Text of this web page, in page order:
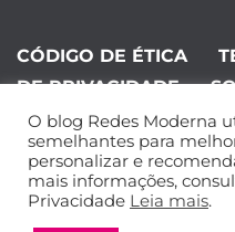
CÓDIGO DE ÉTICA
DE PRIVACIDADE
©Editora Moderna 2024.
direitos reservados.
O blog Redes Moderna
semelhantes para
personalizar e
mais informações,
Privacidade Leia mais.